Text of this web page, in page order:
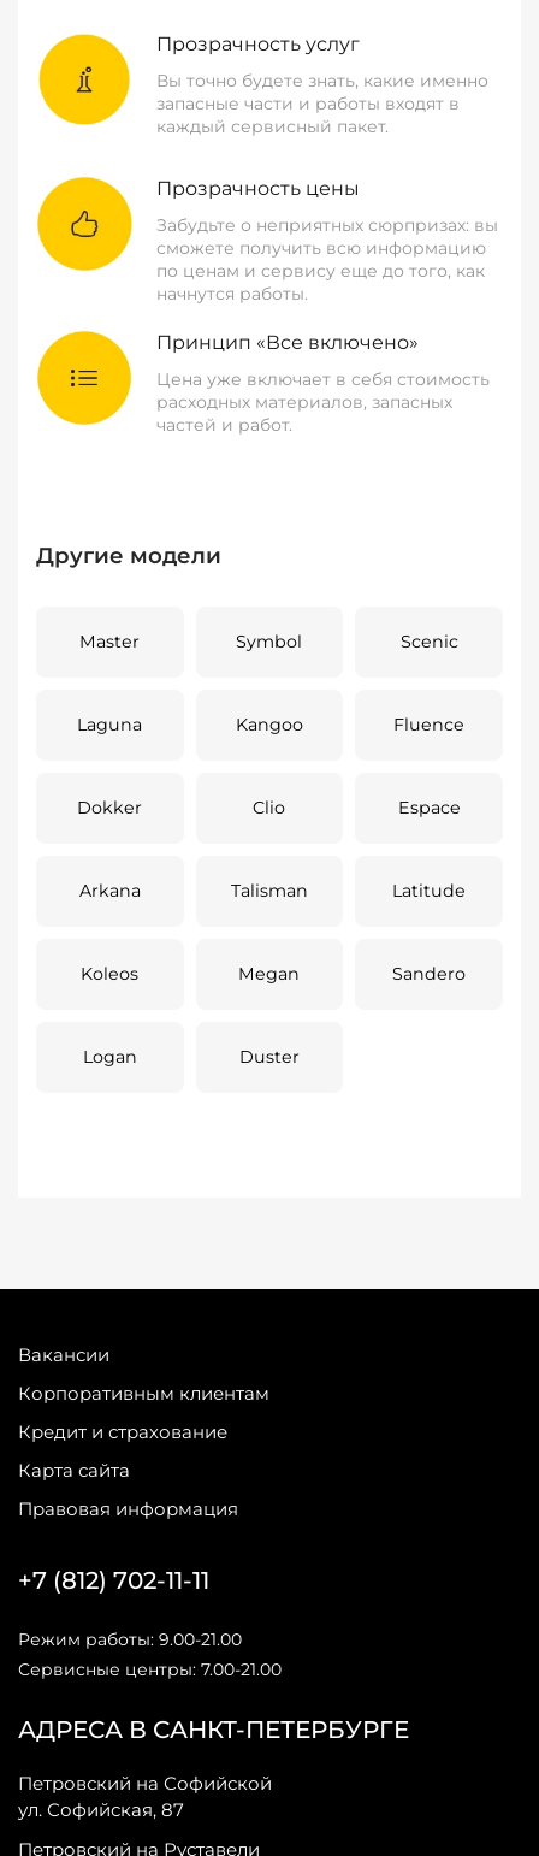
Прозрачность услуг
Вы точно будете знать, какие именно
запасные части и работы входят в
каждый сервисный пакет.
Прозрачность цены
Забудьте о неприятных сюрпризах: вы
сможете получить всю информацию
по ценам и сервису еще до того, как
начнутся работы.
Принцип «Все включено»
Цена уже включает в себя стоимость
расходных материалов, запасных
частей и работ.
Другие модели
Master Symbol Scenic
Laguna Kangoo Fluence
Dokker Clio Espace
Arkana Talisman Latitude
Koleos Megan Sandero
Logan Duster
Вакансии
Корпоративным клиентам
Кредит и страхование
Карта сайта
Правовая информация
АДРЕСА В САНКТ-ПЕТЕРБУРГЕ
Петровский на Софийской
ул. Софийская, 87
Петровский на Руставели
+7 (812) 702-11-11
Режим работы: 9.00-21.00
Сервисные центры: 7.00-21.00